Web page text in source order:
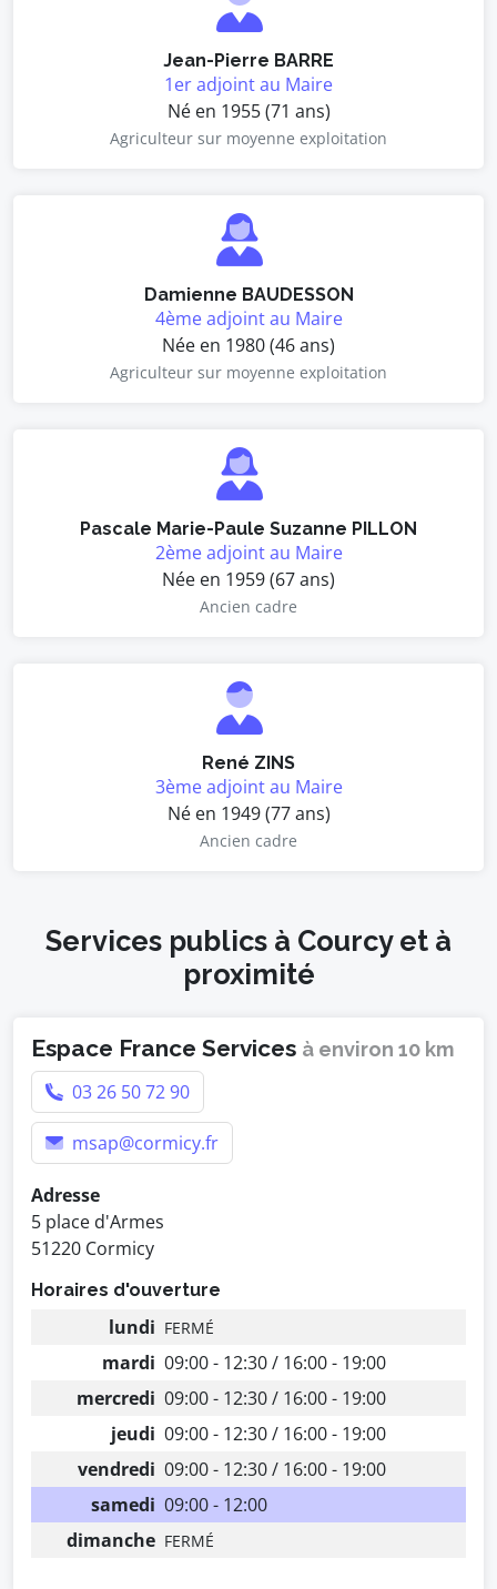
Jean-Pierre BARRE
1er adjoint au Maire
Né en 1955 (71 ans)
Agriculteur sur moyenne exploitation
Damienne BAUDESSON
4ème adjoint au Maire
Née en 1980 (46 ans)
Agriculteur sur moyenne exploitation
Pascale Marie-Paule Suzanne PILLON
2ème adjoint au Maire
Née en 1959 (67 ans)
Ancien cadre
René ZINS
3ème adjoint au Maire
Né en 1949 (77 ans)
Ancien cadre
Services publics à Courcy et à
proximité
Espace France Services à environ 10 km
03 26 50 72 90
msap@cormicy.fr
Adresse
5 place d'Armes
51220 Cormicy
Horaires d'ouverture
lundi FERMÉ
mardi 09:00 - 12:30 / 16:00 - 19:00
mercredi 09:00 - 12:30 / 16:00 - 19:00
jeudi 09:00 - 12:30 / 16:00 - 19:00
vendredi 09:00 - 12:30 / 16:00 - 19:00
samedi 09:00 - 12:00
dimanche FERMÉ